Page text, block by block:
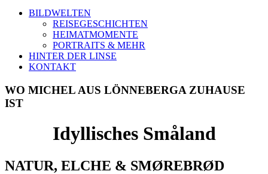
BILDWELTEN
REISEGESCHICHTEN
HEIMATMOMENTE
PORTRAITS & MEHR
HINTER DER LINSE
KONTAKT
WO MICHEL AUS LÖNNEBERGA ZUHAUSE
IST
Idyllisches Småland
NATUR, ELCHE & SMØREBRØD